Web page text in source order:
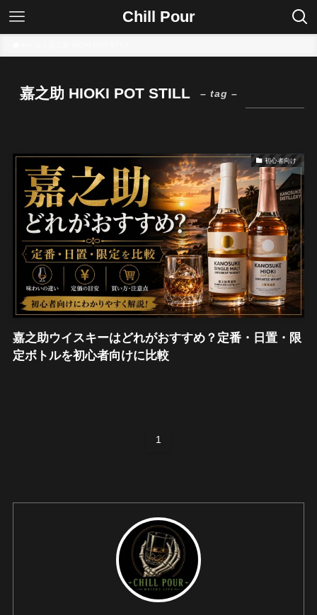
Chill Pour
嘉之助 HIOKI POT STILL – tag –
初心者向け
嘉之助ウイスキーはどれがおすすめ？定番・日置・限
定ボトルを初心者向けに比較
1